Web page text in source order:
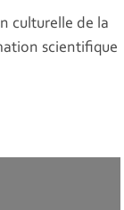
culturelle de la
scientifique